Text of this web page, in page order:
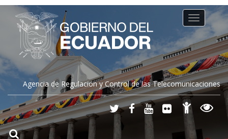
Agencia de Regulación y Control de las Telecomunicaciones
Toggle
navigation